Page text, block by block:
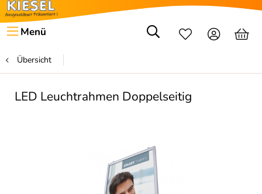
Menü
Übersicht
LED Leuchtrahmen Doppelseitig